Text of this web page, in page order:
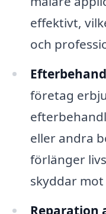
effektivt,
och
företag
eller andra
förlänger
skyddar
Reparation